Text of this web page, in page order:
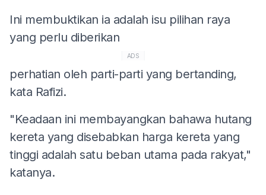
Ini membuktikan ia adalah isu pilihan raya
yang perlu diberikan
ADS
perhatian oleh parti-parti yang bertanding,
kata Rafizi.
"Keadaan ini membayangkan bahawa hutang
kereta yang disebabkan harga kereta yang
tinggi adalah satu beban utama pada rakyat,"
katanya.